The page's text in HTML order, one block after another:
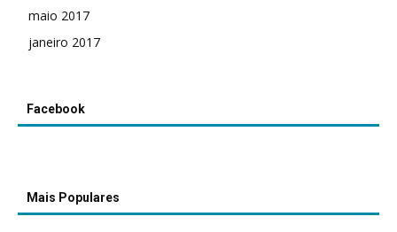
maio 2017
janeiro 2017
Facebook
Mais Populares